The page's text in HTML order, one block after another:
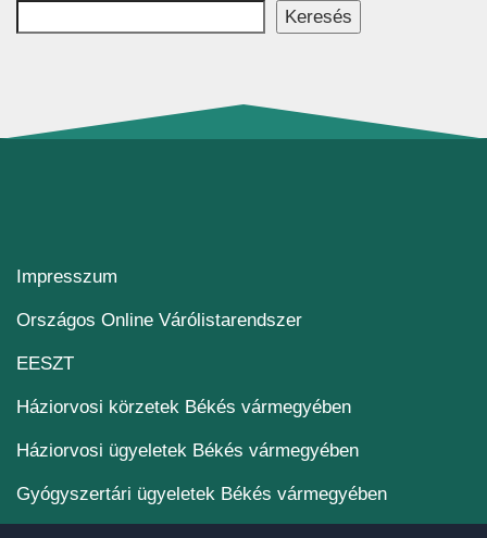
Keresés
Impresszum
Országos Online Várólistarendszer(új ablakban nyílik
EESZT(új ablakban nyílik meg)
Háziorvosi körzetek Békés vármegyében
Háziorvosi ügyeletek Békés vármegyében
Gyógyszertári ügyeletek Békés vármegyében